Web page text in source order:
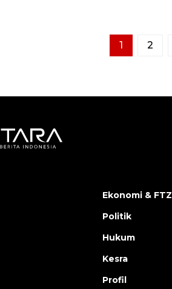
1 2
Ekonomi & FTZ
Politik
Hukum
Kesra
Profil